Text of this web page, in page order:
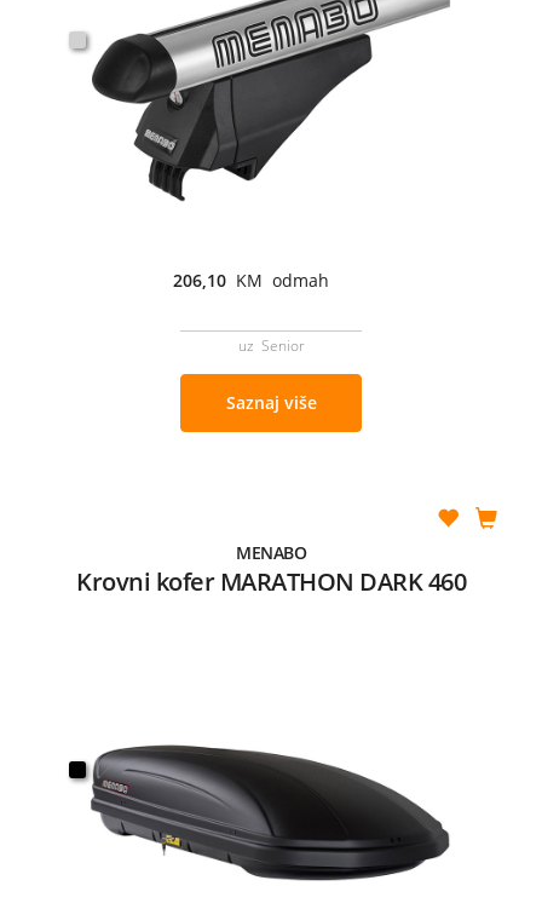
206,10 KM odmah
uz Senior
Saznaj više
MENABO
Krovni kofer MARATHON DARK 460